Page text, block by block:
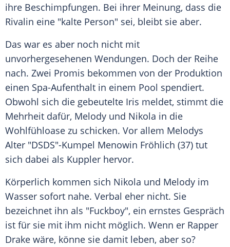
ihre Beschimpfungen. Bei ihrer Meinung, dass die
Rivalin eine "kalte Person" sei, bleibt sie aber.
Das war es aber noch nicht mit
unvorhergesehenen Wendungen. Doch der Reihe
nach. Zwei Promis bekommen von der Produktion
einen Spa-Aufenthalt in einem Pool spendiert.
Obwohl sich die gebeutelte Iris meldet, stimmt die
Mehrheit dafür, Melody und Nikola in die
Wohlfühloase zu schicken. Vor allem Melodys
Alter "DSDS"-Kumpel Menowin Fröhlich (37) tut
sich dabei als Kuppler hervor.
Körperlich kommen sich Nikola und Melody im
Wasser sofort nahe. Verbal eher nicht. Sie
bezeichnet ihn als "Fuckboy", ein ernstes Gespräch
ist für sie mit ihm nicht möglich. Wenn er Rapper
Drake wäre, könne sie damit leben, aber so?